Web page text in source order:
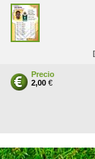
Precio
2,00 €